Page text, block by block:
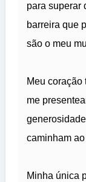
para superar
barreira que
são o meu
Meu coração
me
caminham
Minha única